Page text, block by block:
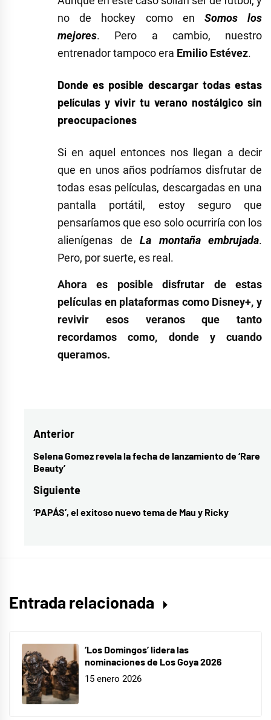
no de hockey como en Somos los
mejores. Pero a cambio, nuestro
entrenador tampoco era Emilio Estévez.
Donde es posible descargar todas estas
películas y vivir tu verano nostálgico sin
preocupaciones
Si en aquel entonces nos llegan a decir
que en unos años podríamos disfrutar de
todas esas películas, descargadas en una
pantalla portátil, estoy seguro que
pensaríamos que eso solo ocurriría con los
alienígenas de La montaña embrujada.
Pero, por suerte, es real.
Ahora es posible disfrutar de estas
películas en plataformas como Disney+, y
revivir esos veranos que tanto
recordamos como, donde y cuando
queramos.
2
Splash
10
a
niños ,
Disney+,
Flubber
y
Navegación
de
entradas
Anterior
Entrada
anterior:
Selena Gomez revela la fecha de lanzamiento de ‘Rare
Beauty’
Siguiente
Entrada
‘PAPÁS’, el exitoso nuevo tema de Mau y Ricky
Entrada relacionada
‘Los Domingos’ lidera las
nominaciones de Los Goya 2026
15 enero 2026